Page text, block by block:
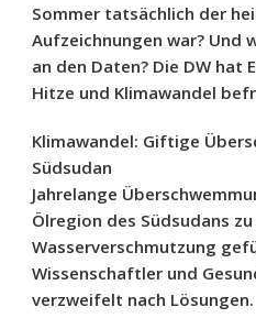
Sommer tatsächlich der
Aufzeichnungen war? Und
an den Daten? Die DW hat
Hitze und Klimawandel
Klimawandel: Giftige
Südsudan
Jahrelange
Ölregion des Südsudans
Wasserverschmutzung
Wissenschaftler und
verzweifelt nach Lösungen.